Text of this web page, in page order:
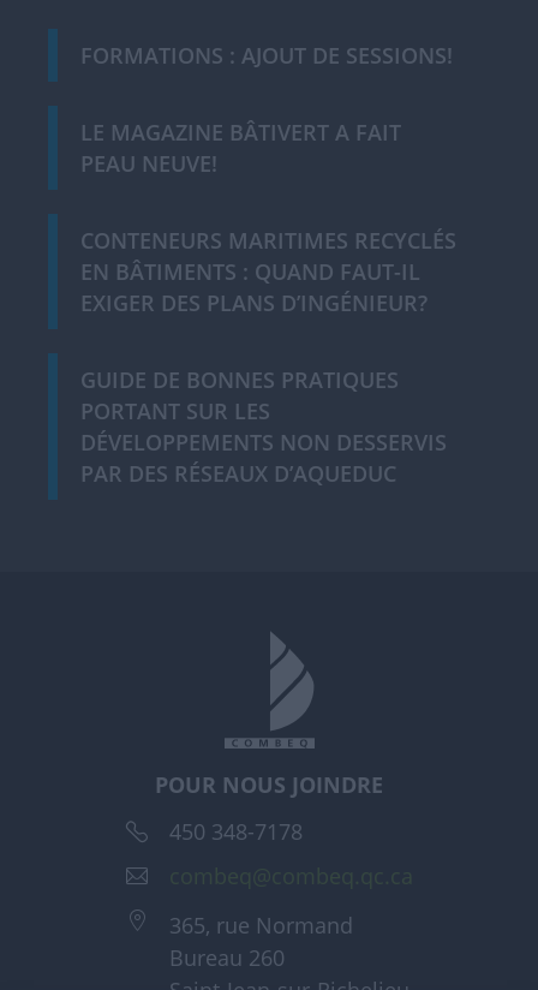
FORMATIONS : AJOUT DE SESSIONS!
LE MAGAZINE BÂTIVERT A FAIT
PEAU NEUVE!
CONTENEURS MARITIMES RECYCLÉS
EN BÂTIMENTS : QUAND FAUT-IL
EXIGER DES PLANS D’INGÉNIEUR?
GUIDE DE BONNES PRATIQUES
PORTANT SUR LES
DÉVELOPPEMENTS NON DESSERVIS
PAR DES RÉSEAUX D’AQUEDUC
POUR NOUS JOINDRE
450 348-7178
365, rue Normand
Bureau 260